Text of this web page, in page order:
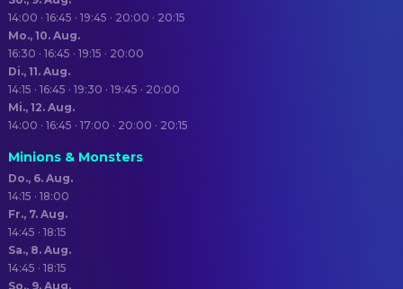
14:00 · 16:45 · 19:45 · 20:00 · 20:15
Mo., 10. Aug.
16:30 · 16:45 · 19:15 · 20:00
Di., 11. Aug.
14:15 · 16:45 · 19:30 · 19:45 · 20:00
Mi., 12. Aug.
14:00 · 16:45 · 17:00 · 20:00 · 20:15
Minions & Monsters
Do., 6. Aug.
14:15 · 18:00
Fr., 7. Aug.
14:45 · 18:15
Sa., 8. Aug.
14:45 · 18:15
So., 9. Aug.